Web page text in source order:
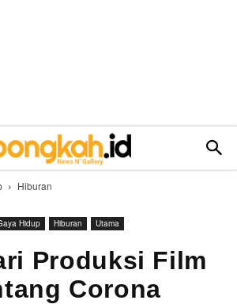
Hiburan
Hidup Hiburan Utama
Produksi Film
Corona